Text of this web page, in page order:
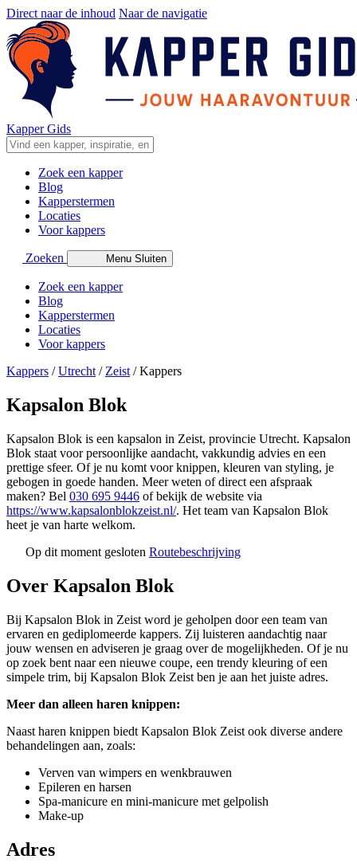
Direct naar de inhoud Naar de navigatie
Kapper Gids
Zoek een kapper
Blog
Kapperstermen
Locaties
Voor kappers
Zoeken Menu Sluiten
Zoek een kapper
Blog
Kapperstermen
Locaties
Voor kappers
Kappers /Utrecht / Zeist /Kappers
Kapsalon Blok
Kapsalon Blok is een kapsalon in Zeist, provincie Utrecht. Kapsalon
Blok staat voor persoonlijke aandacht, vakkundig advies en een
prettige sfeer. Of je nu komt voor knippen, kleuren van styling, je
gebogen in goede handen. Meer weten of direct een afspraak
maken? Bel 030 695 9446 of bekijk de website via
https://www.kapsalonblokzeist.nl/. Het team van Kapsalon Blok
heet je van harte welkom.
Op dit moment gesloten Routebeschrijving
+
Over Kapsalon Blok
Bij Kapsalon Blok in Zeist word je geholpen door een team van
ervaren en gediplomeerde kappers. Zij luisteren aandachtig naar
jouw wensen en adviseren je graag over de mogelijkheden. Of je nu
op zoek bent naar een nieuwe coupe, een trendy kleuring of een
simpele trim, bij Kapsalon Blok Zeist ben je aan het juiste adres.
Meer dan alleen haren knippen:
Naast haren knippen biedt Kapsalon Blok Zeist ook diverse andere
behandelingen aan, zoals:
Verven van wimpers en wenkbrauwen
Epileren en harsen
Spa-manicure en mini-manicure met gelpolish
Make-up
Adres